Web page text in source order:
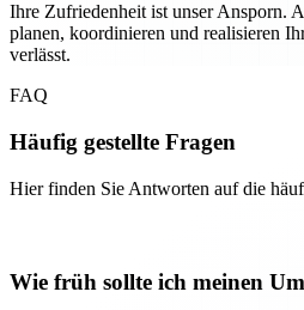
Ihre Zufriedenheit ist unser Ansporn.
planen, koordinieren und realisieren
verlässt.
FAQ
Häufig gestellte Fragen
Hier finden Sie Antworten auf die
Wie früh sollte ich meinen